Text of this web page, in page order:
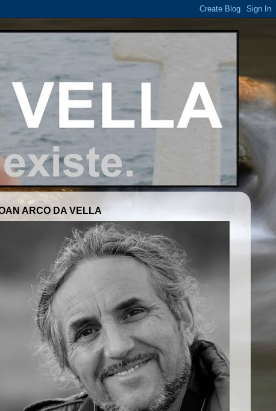
ARCO DA VELLA